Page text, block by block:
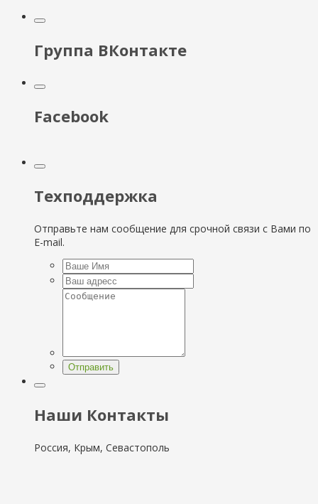
Группа ВКонтакте
Facebook
Техподдержка
Отправьте нам сообщение для срочной связи с Вами по
E-mail.
Отправить
Наши Контакты
Россия, Крым, Севастополь